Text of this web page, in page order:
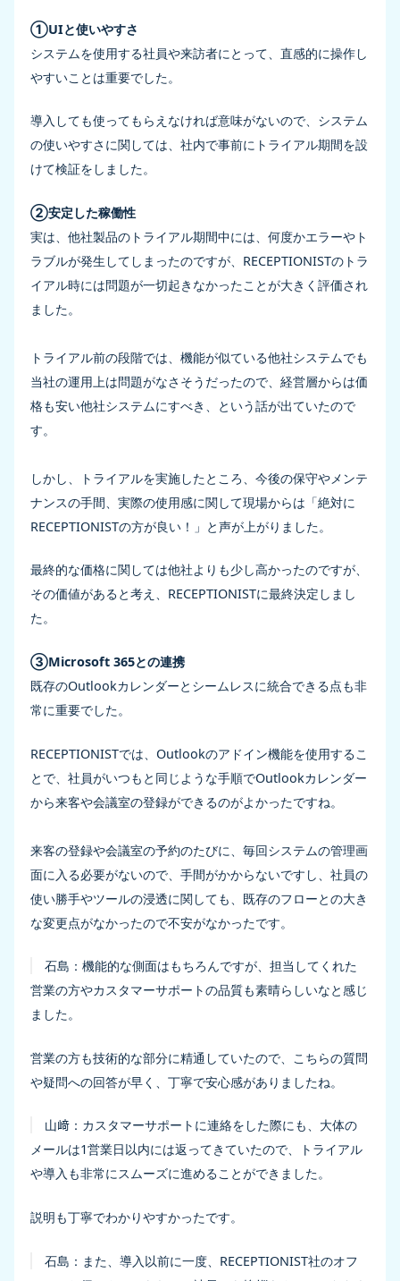
①UIと使いやすさ
システムを使用する社員や来訪者にとって、直感的に操作し
やすいことは重要でした。
導入しても使ってもらえなければ意味がないので、システム
の使いやすさに関しては、社内で事前にトライアル期間を設
けて検証をしました。
②安定した稼働性
実は、他社製品のトライアル期間中には、何度かエラーやト
ラブルが発生してしまったのですが、RECEPTIONISTのトラ
イアル時には問題が一切起きなかったことが大きく評価され
ました。
トライアル前の段階では、機能が似ている他社システムでも
当社の運用上は問題がなさそうだったので、経営層からは価
格も安い他社システムにすべき、という話が出ていたので
す。
しかし、トライアルを実施したところ、今後の保守やメンテ
ナンスの手間、実際の使用感に関して現場からは「絶対に
RECEPTIONISTの方が良い！」と声が上がりました。
最終的な価格に関しては他社よりも少し高かったのですが、
その価値があると考え、RECEPTIONISTに最終決定しまし
た。
③Microsoft 365との連携
既存のOutlookカレンダーとシームレスに統合できる点も非
常に重要でした。
RECEPTIONISTでは、Outlookのアドイン機能を使用するこ
とで、社員がいつもと同じような手順でOutlookカレンダー
から来客や会議室の登録ができるのがよかったですね。
来客の登録や会議室の予約のたびに、毎回システムの管理画
面に入る必要がないので、手間がかからないですし、社員の
使い勝手やツールの浸透に関しても、既存のフローとの大き
な変更点がなかったので不安がなかったです。
石島：機能的な側面はもちろんですが、担当してくれた
営業の方やカスタマーサポートの品質も素晴らしいなと感じ
ました。
営業の方も技術的な部分に精通していたので、こちらの質問
や疑問への回答が早く、丁寧で安心感がありましたね。
山﨑： カスタマーサポートに連絡をした際にも、大体の
メールは1営業日以内には返ってきていたので、トライアル
や導入も非常にスムーズに進めることができました。
説明も丁寧でわかりやすかったです。
石島： また、導入以前に一度、RECEPTIONIST社のオフ